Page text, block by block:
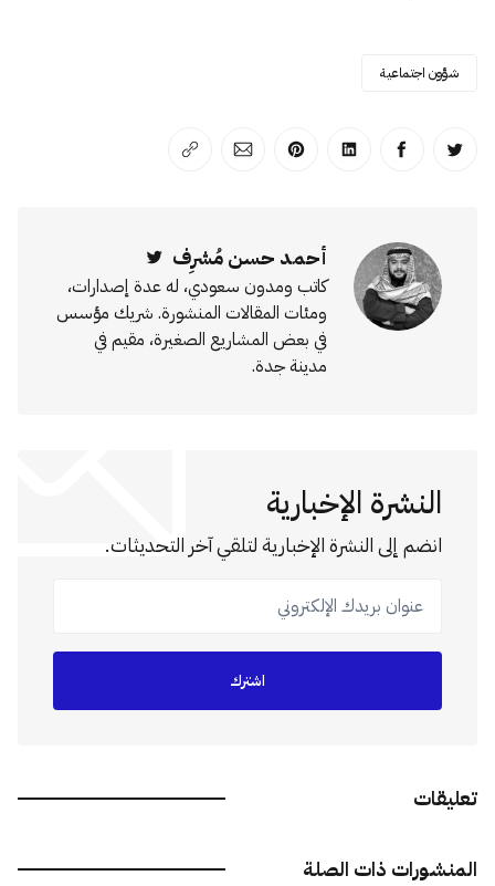
شؤون اجتماعية
انشر على تويترانشر على الفيسبوك
انشر على لينكد إن
انشر على بينترست
انشر على الإيميل
انسخ الرابط
أحمد حسن مُشرِف
كاتب ومدون سعودي، له عدة إصدارات،
ومئات المقالات المنشورة. شريك مؤسس
في بعض المشاريع الصغيرة، مقيم في
مدينة جدة.
النشرة الإخبارية
انضم إلى النشرة الإخبارية لتلقي آخر التحديثات.
عنوان بريدك الإلكتروني
اشترك
تعليقات
المنشورات ذات الصلة